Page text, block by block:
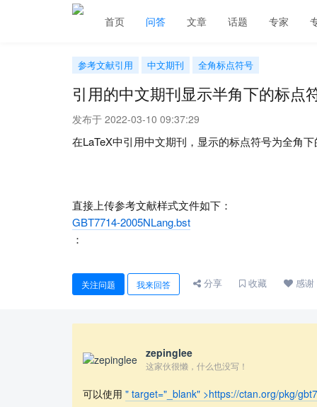
首页 问答 文章 话题 专家
参考文献引用 中文期刊 全角标点符号
引用的中文期刊显示半角下的标点
发布于 2022-03-10 09:37:29
在LaTeX中引用中文期刊，显示的标点符号为全角
直接上传参考文献样式文件如下：
GBT7714-2005NLang.bst
：
关注问题 我来回答 分享 收藏 感谢
zepinglee
这家伙很懒，什么也没写！
可以使用 " target="_blank" >https://ctan.org/pkg/